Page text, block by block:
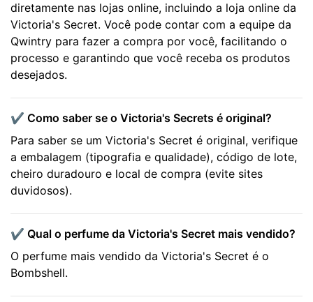
diretamente nas lojas online, incluindo a loja online da
Victoria's Secret. Você pode contar com a equipe da
Qwintry para fazer a compra por você, facilitando o
processo e garantindo que você receba os produtos
desejados.
✔️ Como saber se o Victoria's Secrets é original?
Para saber se um Victoria's Secret é original, verifique
a embalagem (tipografia e qualidade), código de lote,
cheiro duradouro e local de compra (evite sites
duvidosos).
✔️ Qual o perfume da Victoria's Secret mais vendido?
O perfume mais vendido da Victoria's Secret é o
Bombshell.